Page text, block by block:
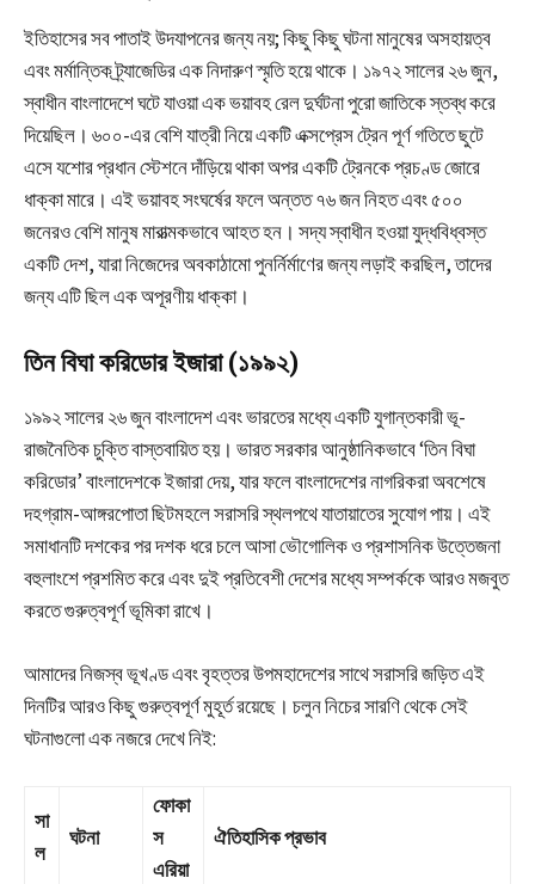
ইতিহাসের সব পাতাই উদযাপনের জন্য নয়; কিছু কিছু ঘটনা মানুষের অসহায়ত্ব
এবং মর্মান্তিক ট্র্যাজেডির এক নিদারুণ স্মৃতি হয়ে থাকে। ১৯৭২ সালের ২৬ জুন,
স্বাধীন বাংলাদেশে ঘটে যাওয়া এক ভয়াবহ রেল দুর্ঘটনা পুরো জাতিকে স্তব্ধ করে
দিয়েছিল। ৬০০-এর বেশি যাত্রী নিয়ে একটি এক্সপ্রেস ট্রেন পূর্ণ গতিতে ছুটে
এসে যশোর প্রধান স্টেশনে দাঁড়িয়ে থাকা অপর একটি ট্রেনকে প্রচণ্ড জোরে
ধাক্কা মারে। এই ভয়াবহ সংঘর্ষের ফলে অন্তত ৭৬ জন নিহত এবং ৫০০
জনেরও বেশি মানুষ মারাত্মকভাবে আহত হন। সদ্য স্বাধীন হওয়া যুদ্ধবিধ্বস্ত
একটি দেশ, যারা নিজেদের অবকাঠামো পুনর্নির্মাণের জন্য লড়াই করছিল, তাদের
জন্য এটি ছিল এক অপূরণীয় ধাক্কা।
তিন বিঘা করিডোর ইজারা (১৯৯২)
১৯৯২ সালের ২৬ জুন বাংলাদেশ এবং ভারতের মধ্যে একটি যুগান্তকারী ভূ-
রাজনৈতিক চুক্তি বাস্তবায়িত হয়। ভারত সরকার আনুষ্ঠানিকভাবে ‘তিন বিঘা
করিডোর’ বাংলাদেশকে ইজারা দেয়, যার ফলে বাংলাদেশের নাগরিকরা অবশেষে
দহগ্রাম-আঙ্গরপোতা ছিটমহলে সরাসরি স্থলপথে যাতায়াতের সুযোগ পায়। এই
সমাধানটি দশকের পর দশক ধরে চলে আসা ভৌগোলিক ও প্রশাসনিক উত্তেজনা
বহুলাংশে প্রশমিত করে এবং দুই প্রতিবেশী দেশের মধ্যে সম্পর্ককে আরও মজবুত
করতে গুরুত্বপূর্ণ ভূমিকা রাখে।
আমাদের নিজস্ব ভূখণ্ড এবং বৃহত্তর উপমহাদেশের সাথে সরাসরি জড়িত এই
দিনটির আরও কিছু গুরুত্বপূর্ণ মুহূর্ত রয়েছে। চলুন নিচের সারণি থেকে সেই
ঘটনাগুলো এক নজরে দেখে নিই:
সা
ল
ঘটনা
ফোকা
স
এরিয়া
ঐতিহাসিক প্রভাব